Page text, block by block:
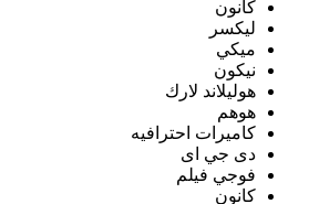
كانون
ليكسر
ميكي
نيكون
هوليلاند لارك
هوهم
كاميرات احترافيه
دى جي اى
فوجي فيلم
كانون